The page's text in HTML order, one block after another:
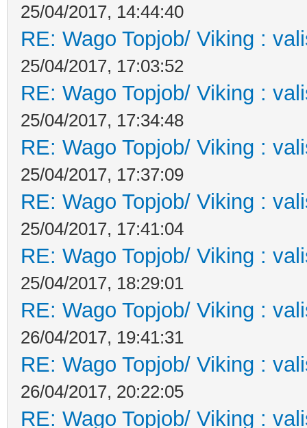
25/04/2017, 14:44:40
RE: Wago Topjob/ Viking :
25/04/2017, 17:03:52
RE: Wago Topjob/ Viking :
25/04/2017, 17:34:48
RE: Wago Topjob/ Viking :
25/04/2017, 17:37:09
RE: Wago Topjob/ Viking :
25/04/2017, 17:41:04
RE: Wago Topjob/ Viking :
25/04/2017, 18:29:01
RE: Wago Topjob/ Viking :
26/04/2017, 19:41:31
RE: Wago Topjob/ Viking :
26/04/2017, 20:22:05
RE: Wago Topjob/ Viking :